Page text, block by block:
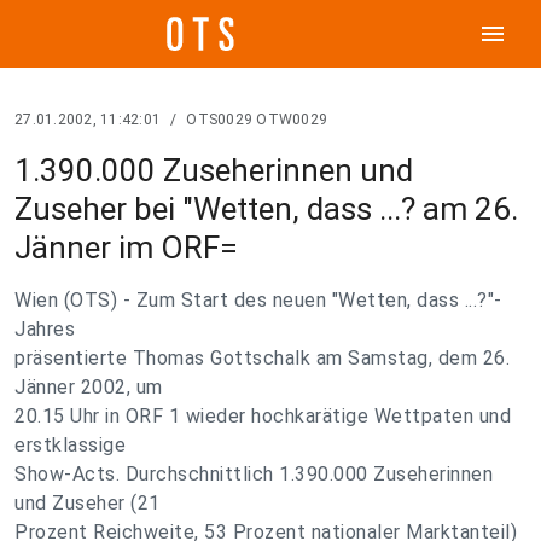
menu
27.01.2002, 11:42:01 / OTS0029 OTW0029
1.390.000 Zuseherinnen und
Zuseher bei "Wetten, dass ...? am 26.
Jänner im ORF=
Wien (OTS) - Zum Start des neuen "Wetten, dass ...?"-
Jahres
präsentierte Thomas Gottschalk am Samstag, dem 26.
Jänner 2002, um
20.15 Uhr in ORF 1 wieder hochkarätige Wettpaten und
erstklassige
Show-Acts. Durchschnittlich 1.390.000 Zuseherinnen
und Zuseher (21
Prozent Reichweite, 53 Prozent nationaler Marktanteil)